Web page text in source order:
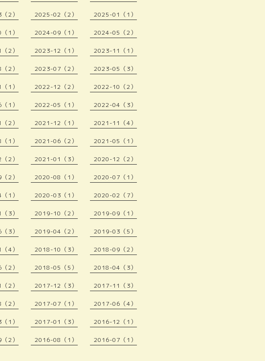
2） 2025-02（2） 2025-01（1）
1） 2024-09（1） 2024-05（2）
2） 2023-12（1） 2023-11（1）
2） 2023-07（2） 2023-05（3）
1） 2022-12（2） 2022-10（2）
1） 2022-05（1） 2022-04（3）
2） 2021-12（1） 2021-11（4）
1） 2021-06（2） 2021-05（1）
2） 2021-01（3） 2020-12（2）
2） 2020-08（1） 2020-07（1）
1） 2020-03（1） 2020-02（7）
3） 2019-10（2） 2019-09（1）
3） 2019-04（2） 2019-03（5）
4） 2018-10（3） 2018-09（2）
2） 2018-05（5） 2018-04（3）
2） 2017-12（3） 2017-11（3）
2） 2017-07（1） 2017-06（4）
1） 2017-01（3） 2016-12（1）
2） 2016-08（1） 2016-07（1）